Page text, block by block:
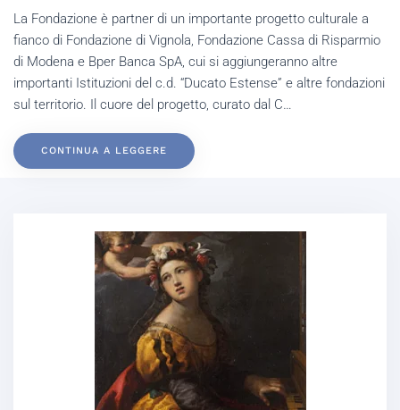
La Fondazione è partner di un importante progetto culturale a
fianco di Fondazione di Vignola, Fondazione Cassa di Risparmio
di Modena e Bper Banca SpA, cui si aggiungeranno altre
importanti Istituzioni del c.d. “Ducato Estense” e altre fondazioni
sul territorio. Il cuore del progetto, curato dal C…
CONTINUA A LEGGERE